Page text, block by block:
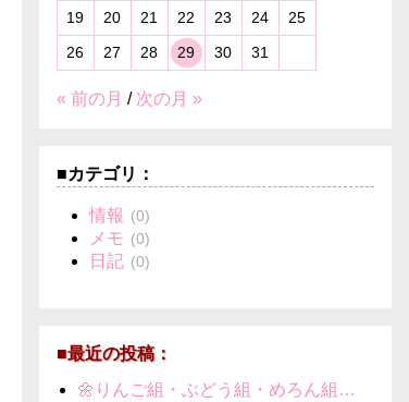
19
20 21 22 23 24
25
26
27 28 29 30 31
« 前の月 / 次の月 »
■カテゴリ：
情報 (0)
メモ (0)
日記 (0)
■最近の投稿：
🌼りんご組・ぶどう組・めろん組…